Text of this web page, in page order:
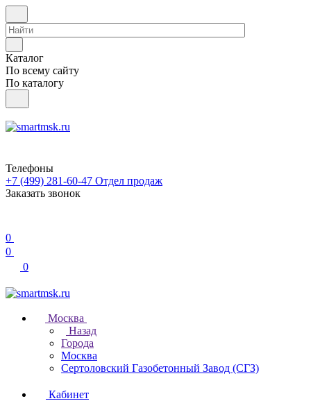
Каталог
По всему сайту
По каталогу
Телефоны
+7 (499) 281-60-47 Отдел продаж
Заказать звонок
0
0
0
Москва
Назад
Города
Москва
Сертоловский Газобетонный Завод (СГЗ)
Кабинет